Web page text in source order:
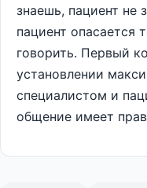
знаешь, пациент не
пациент опасается
говорить. Первый
установлении
специалистом и
общение имеет